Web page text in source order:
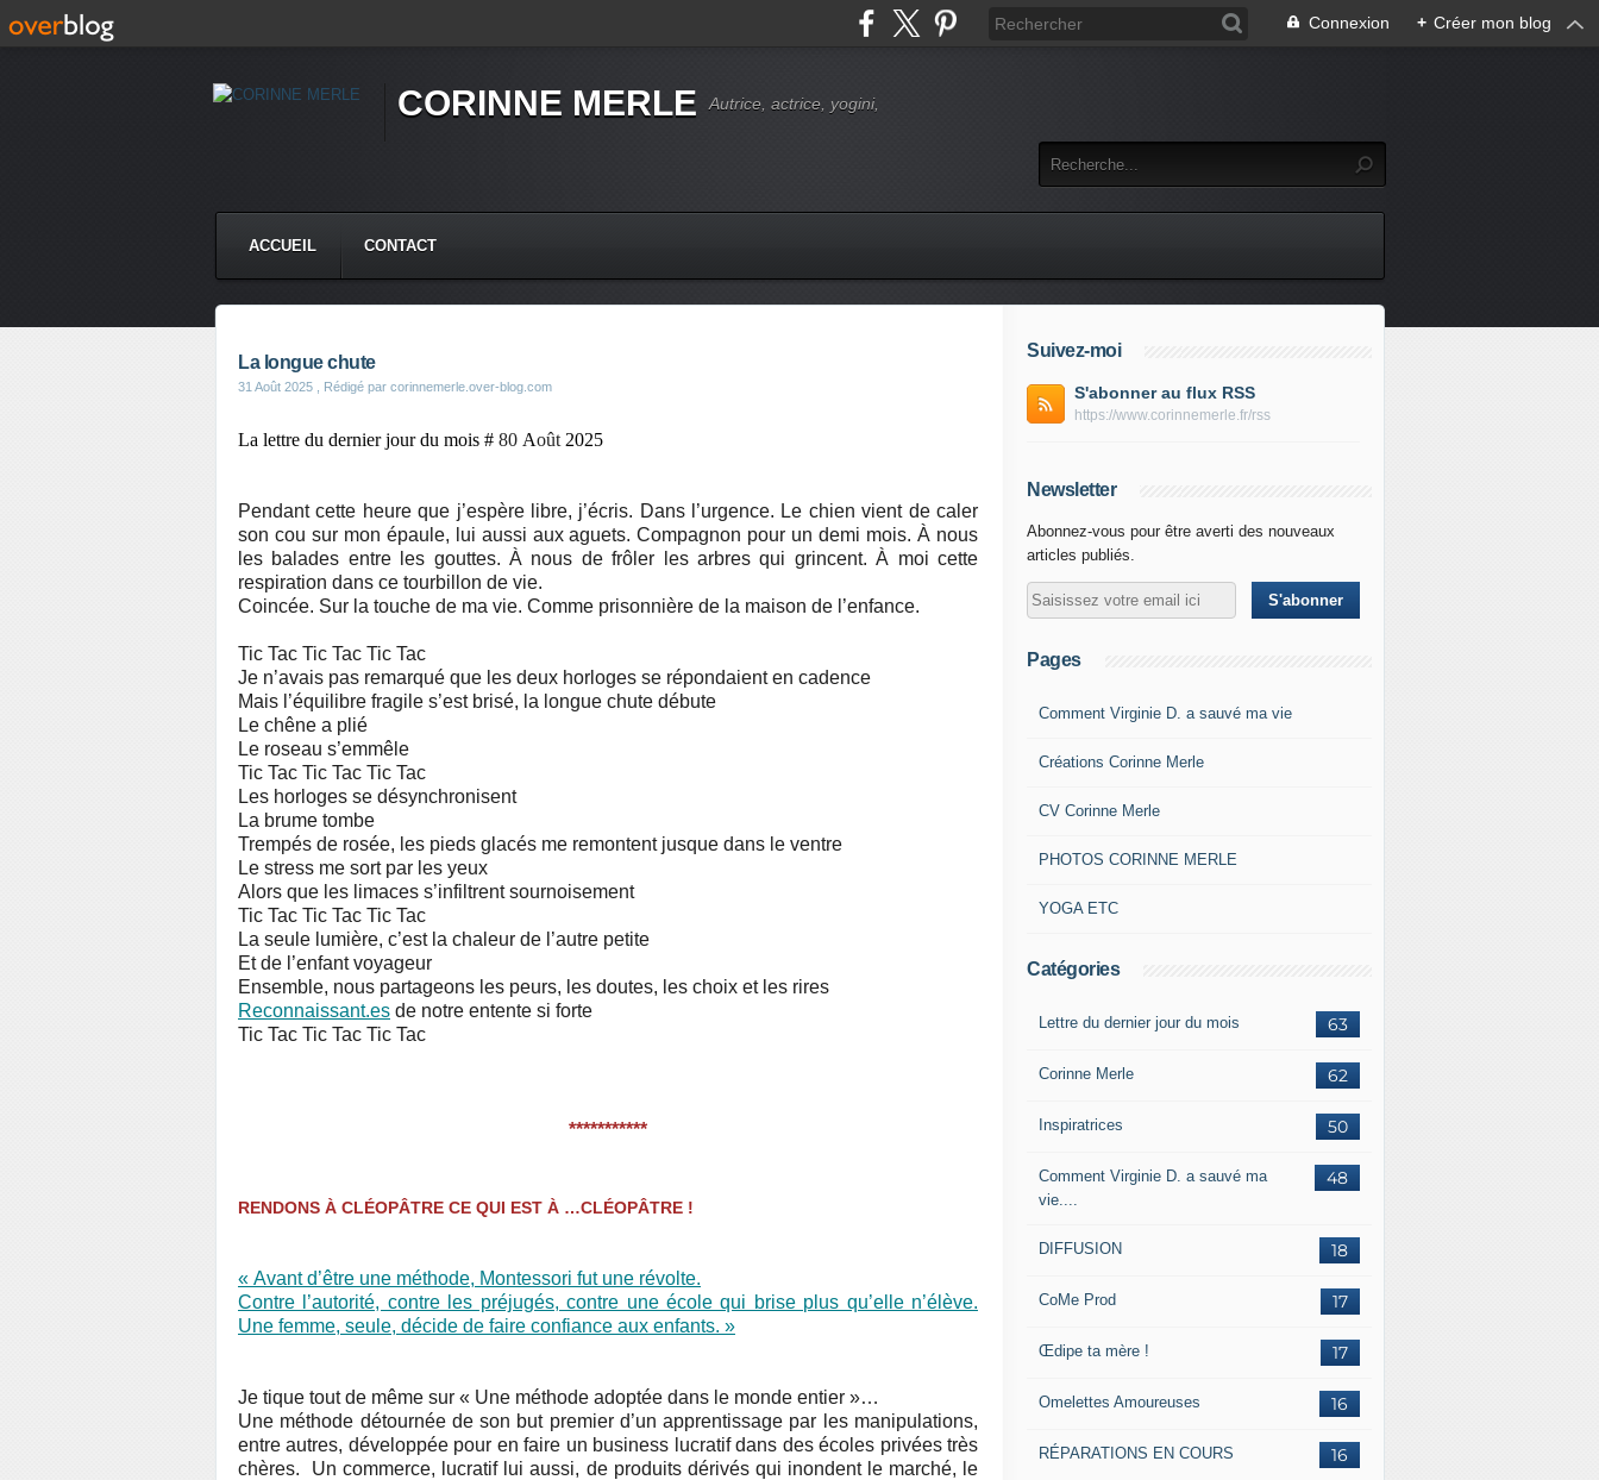
Connexion + Créer mon blog
CORINNE MERLE Autrice, actrice, yogini,
ACCUEIL CONTACT
La longue chute
31 Août 2025 , Rédigé par corinnemerle.over-blog.com
La lettre du dernier jour du mois # 80 Août 2025
Pendant cette heure que j’espère libre, j’écris. Dans l’urgence. Le chien vient de caler
son cou sur mon épaule, lui aussi aux aguets. Compagnon pour un demi mois. À nous
les balades entre les gouttes. À nous de frôler les arbres qui grincent. À moi cette
respiration dans ce tourbillon de vie.
Coincée. Sur la touche de ma vie. Comme prisonnière de la maison de l’enfance.
Tic Tac Tic Tac Tic Tac
Je n’avais pas remarqué que les deux horloges se répondaient en cadence
Mais l’équilibre fragile s’est brisé, la longue chute débute
Le chêne a plié
Le roseau s’emmêle
Tic Tac Tic Tac Tic Tac
Les horloges se désynchronisent
La brume tombe
Trempés de rosée, les pieds glacés me remontent jusque dans le ventre
Le stress me sort par les yeux
Alors que les limaces s’infiltrent sournoisement
Tic Tac Tic Tac Tic Tac
La seule lumière, c’est la chaleur de l’autre petite
Et de l’enfant voyageur
Ensemble, nous partageons les peurs, les doutes, les choix et les rires
Reconnaissant.es de notre entente si forte
Tic Tac Tic Tac Tic Tac
***********
RENDONS À CLÉOPÂTRE CE QUI EST À …CLÉOPÂTRE !
« Avant d’être une méthode, Montessori fut une révolte.
Contre l’autorité, contre les préjugés, contre une école qui brise plus qu’elle n’élève.
Une femme, seule, décide de faire confiance aux enfants. »
Je tique tout de même sur « Une méthode adoptée dans le monde entier »…
Une méthode détournée de son but premier d’un apprentissage par les manipulations,
entre autres, développée pour en faire un business lucratif dans des écoles privées très
chères. Un commerce, lucratif lui aussi, de produits dérivés qui inondent le marché, le
Suivez-moi
S'abonner au flux RSS
https://www.corinnemerle.fr/rss
Newsletter
Abonnez-vous pour être averti des nouveaux
articles publiés.
Pages
Comment Virginie D. a sauvé ma vie
Créations Corinne Merle
CV Corinne Merle
PHOTOS CORINNE MERLE
YOGA ETC
Catégories
63
Lettre du dernier jour du mois
62
Corinne Merle
50
Inspiratrices
48
Comment Virginie D. a sauvé ma
vie....
18
DIFFUSION
17
CoMe Prod
17
Œdipe ta mère !
16
Omelettes Amoureuses
16
RÉPARATIONS EN COURS